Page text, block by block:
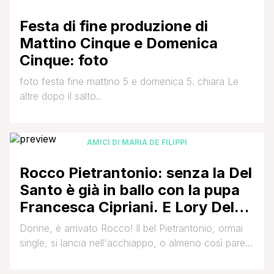
Fonte: Vero
Festa di fine produzione di
Mattino Cinque e Domenica
Cinque: foto
foto festa fine mattino 5 e domenica 5. chiara Le
altre dopo il salto..
AMICI DI MARIA DE FILIPPI
Rocco Pietrantonio: senza la Del
Santo è già in ballo con la pupa
Francesca Cipriani. E Lory Del
Santo mette gli occhi su due
machi…
Donne, è arrivato Rocco! Il bel Pietrantonio, ormai
single, si lancia nell'acchiappo, o almeno così pare.